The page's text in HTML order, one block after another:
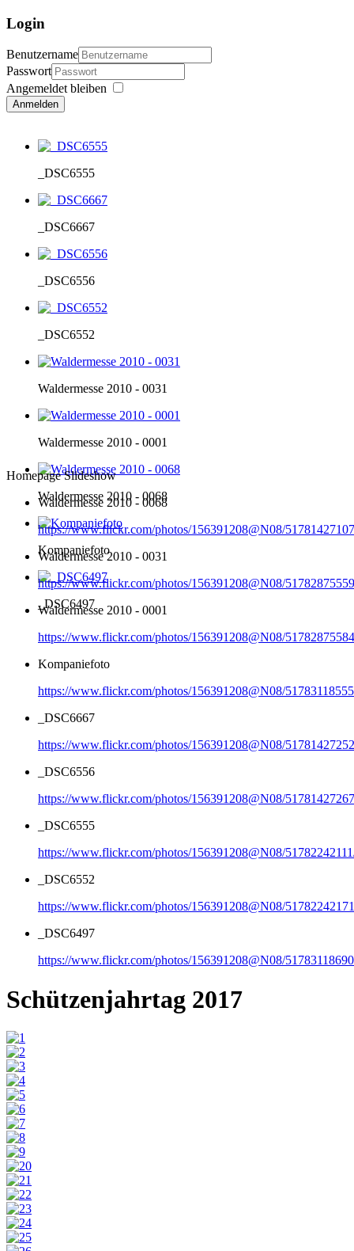
Login
Benutzername
Passwort
Angemeldet bleiben
Anmelden
_DSC6555
_DSC6667
_DSC6556
_DSC6552
Waldermesse 2010 - 0031
Waldermesse 2010 - 0001
Waldermesse 2010 - 0068
Kompaniefoto
_DSC6497
Homepage Slideshow
Waldermesse 2010 - 0068
https://www.flickr.com/photos/156391208@N08/
Waldermesse 2010 - 0031
https://www.flickr.com/photos/156391208@N08/
Waldermesse 2010 - 0001
https://www.flickr.com/photos/156391208@N08/
Kompaniefoto
https://www.flickr.com/photos/156391208@N08/
_DSC6667
https://www.flickr.com/photos/156391208@N08/
_DSC6556
https://www.flickr.com/photos/156391208@N08/
_DSC6555
https://www.flickr.com/photos/156391208@N08/
_DSC6552
https://www.flickr.com/photos/156391208@N08/
_DSC6497
https://www.flickr.com/photos/156391208@N08/
Schützenjahrtag 2017